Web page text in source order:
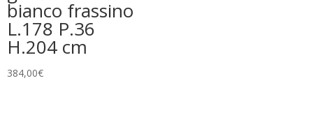
bianco frassino
L.178 P.36
H.204 cm
384,00€